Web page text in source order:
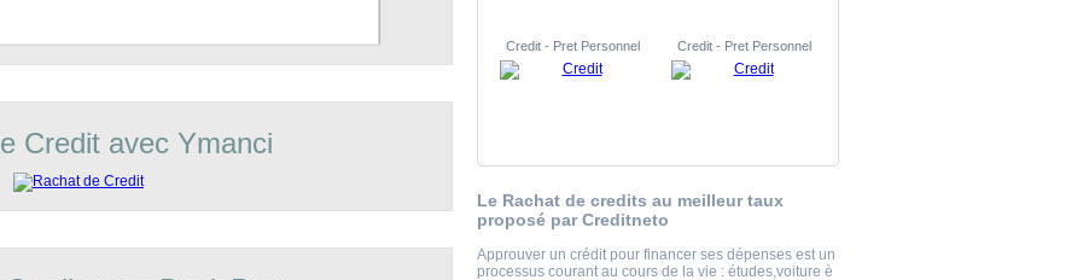
Credit avec Ymanci
Credit - Pret Personnel Credit - Pret Personnel
Le Rachat de credits au meilleur taux
proposé par Creditneto
Approuver un crédit pour financer ses dépenses est un
processus courant au cours de la vie : études,voiture è